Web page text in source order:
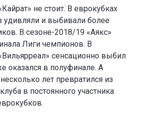
не стоит. В еврокубках
удивляли и выбивали более
В сезоне-2018/19 «Аякс»
Лиги чемпионов. В
сенсационно выбил
оказался в полуфинале. А
лет превратился из
в постоянного участника